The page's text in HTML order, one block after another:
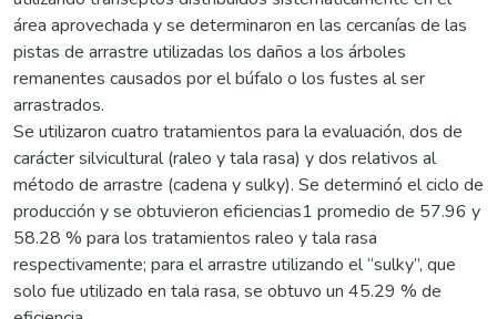
área aprovechada y se determinaron en las cercanías de las
pistas de arrastre utilizadas los daños a los árboles
remanentes causados por el búfalo o los fustes al ser
arrastrados.
Se utilizaron cuatro tratamientos para la evaluación, dos de
carácter silvicultural (raleo y tala rasa) y dos relativos al
método de arrastre (cadena y sulky). Se determinó el ciclo de
producción y se obtuvieron eficiencias1 promedio de 57.96 y
58.28 % para los tratamientos raleo y tala rasa
respectivamente; para el arrastre utilizando el “sulky”, que
solo fue utilizado en tala rasa, se obtuvo un 45.29 % de